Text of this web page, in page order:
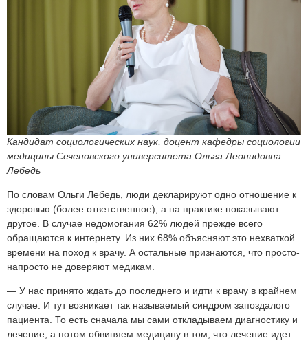
Кандидат социологических наук, доцент кафедры социологии
медицины Сеченовского университета Ольга Леонидовна
Лебедь
По словам Ольги Лебедь, люди декларируют одно отношение к
здоровью (более ответственное), а на практике показывают
другое. В случае недомогания 62% людей прежде всего
обращаются к интернету. Из них 68% объясняют это нехваткой
времени на поход к врачу. А остальные признаются, что просто-
напросто не доверяют медикам.
— У нас принято ждать до последнего и идти к врачу в крайнем
случае. И тут возникает так называемый синдром запоздалого
пациента. То есть сначала мы сами откладываем диагностику и
лечение, а потом обвиняем медицину в том, что лечение идет